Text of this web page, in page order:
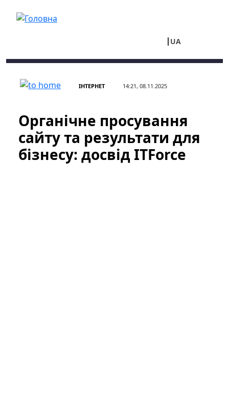
UA
ІНТЕРНЕТ 14:21, 08.11.2025
Органічне просування
сайту та результати для
бізнесу: досвід ITForce